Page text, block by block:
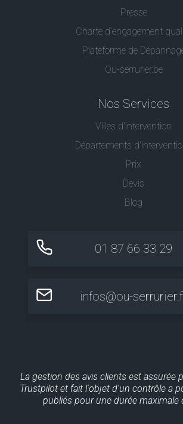
Presse
Charte d’engagement
Plateforme de
Ou-serrurier.be
Nos Services
Villes d'intervention
Départements
Prix
Devis
Blog
01 87 66 33 29
infos@ou-
La gestion des avis clients est assurée
Trustpilot et fait l'objet d'un contrôle a
publiés pour une durée maximale